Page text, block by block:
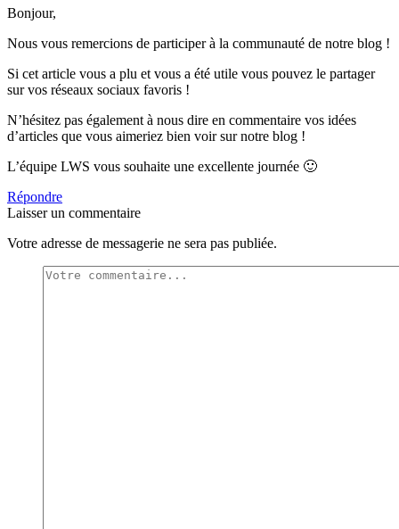
Bonjour,
Nous vous remercions de participer à la communauté de notre blog !
Si cet article vous a plu et vous a été utile vous pouvez le partager
sur vos réseaux sociaux favoris !
N’hésitez pas également à nous dire en commentaire vos idées
d’articles que vous aimeriez bien voir sur notre blog !
L’équipe LWS vous souhaite une excellente journée 🙂
Répondre
Laisser un commentaire
Votre adresse de messagerie ne sera pas publiée.